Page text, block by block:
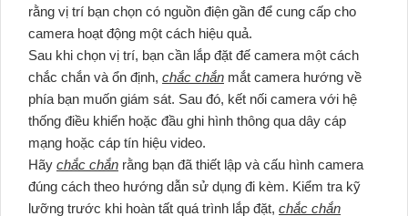
rằng vị trí bạn chọn có nguồn điện gần để cung cấp cho
camera hoạt động một cách hiệu quả.
Sau khi chọn vị trí, bạn cần lắp đặt đế camera một cách
chắc chắn và ổn định, chắc chắn mắt camera hướng về
phía bạn muốn giám sát. Sau đó, kết nối camera với hệ
thống điều khiển hoặc đầu ghi hình thông qua dây cáp
mạng hoặc cáp tín hiệu video.
Hãy chắc chắn rằng bạn đã thiết lập và cấu hình camera
đúng cách theo hướng dẫn sử dụng đi kèm. Kiểm tra kỹ
lưỡng trước khi hoàn tất quá trình lắp đặt, chắc chắn